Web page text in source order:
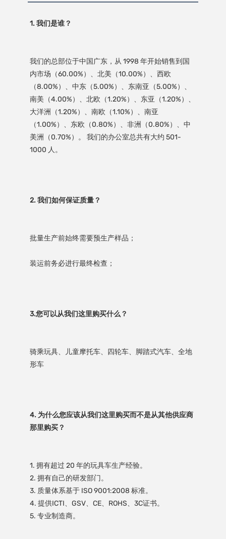
我们的总部位于中国广东，从 1998 年开始销售到国
内市场（60.00%）、北美（10.00%）、西欧
（8.00%）、中东（5.00%）、东南亚（5.00%）、
南美（4.00%）、北欧（1.20%）、东亚（1.20%）、
大洋洲（1.20%）、南欧（1.10%）、南亚
（1.00%）、东欧（0.80%）、非洲（0.80%）、中
美洲（0.70%）。 我们的办公室总共有大约 501-
骑乘玩具、儿童摩托车、四轮车、脚踏式汽车、全地
形车
4. 为什么您应该从我们这里购买而不是从其他供应商
1. 拥有超过 20 年的玩具车生产经验。
2. 拥有自己的研发部门。
3. 质量体系基于 ISO 9001:2008 标准。
4. 提供ICTI、GSV、CE、ROHS、3C证书。